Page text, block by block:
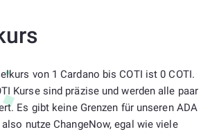
von 1 Cardano bis COTI ist 0 COTI.
Kurse sind präzise und werden alle paar
Es gibt keine Grenzen für unseren ADA
also nutze ChangeNow, egal wie viele